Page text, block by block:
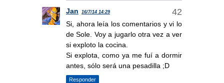
Jan 16/7/14 14:29
Si, ahora leía los comentarios y vi lo
de Sole. Voy a jugarlo otra vez a ver
si exploto la cocina.
Si explota, como ya me fuí a dormir
antes, sólo será una pesadilla ;D
Responder